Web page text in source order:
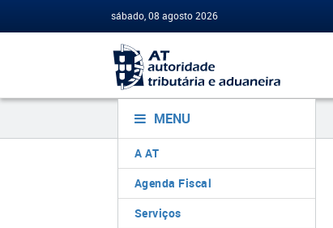
sábado, 08 agosto 2026
MENU
A AT
Agenda Fiscal
Serviços